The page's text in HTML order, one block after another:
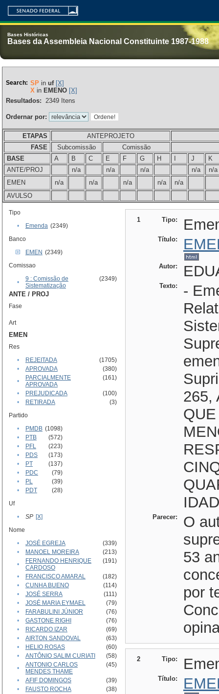
Bases Históricas
Bases da Assembleia Nacional Constituinte 1987-1988
Search: SPin uf [X]
Xin EMENO [X]
Resultados: 2349Itens
Ordernar por:
ETAPAS
ANTEPROJETO
FASE
Subcomissão
Comissão
BASE
A B C E F G H J
K
ANTE/PROJ
n/a n/a n/a n/a
n/a
EMEN
n/a n/a n/a n/a
n/a
AVULSO
Tipo
•
Emenda (2349)
Banco
EMEN (2349)
Comissao
•
9 : Comissão de
Sistematização
(2349)
ANTE / PROJ
Fase
Art
EMEN
Res
•
REJEITADA
(1705)
•
APROVADA
(380)
•
PARCIALMENTE
APROVADA
(161)
• PREJUDICADA
(100)
•
RETIRADA
(3)
Partido
•
PMDB (1098)
•
PTB
(572)
•
PFL
(223)
•
PDS
(173)
•
PT
(137)
•
PDC
(79)
•
PL
(39)
•
PDT
(28)
Uf
•
SP [X]
Nome
•
JOSÉ EGREJA
(339)
•
MANOEL MOREIRA
(213)
•
FERNANDO HENRIQUE
CARDOSO
(191)
• FRANCISCO AMARAL
(182)
•
CUNHA BUENO
(114)
•
JOSÉ SERRA
(111)
•
JOSÉ MARIA EYMAEL
(79)
•
FARABULINI JÚNIOR
(76)
•
GASTONE RIGHI
(76)
•
RICARDO IZAR
(69)
•
AIRTON SANDOVAL
(63)
•
HELIO ROSAS
(60)
•
ANTÔNIO SALIM CURIATI
(58)
•
ANTONIO CARLOS
MENDES THAME
(45)
• AFIF DOMINGOS
(39)
•
FAUSTO ROCHA
(38)
1 Tipo:
Título:
Autor:
Texto:
-
265,
Parecer:
O
53
por
2 Tipo:
Título: